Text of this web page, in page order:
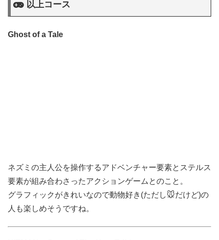
以上コース
Ghost of a Tale
ネズミの主人公を操作するアドベンチャー要素とステルス
要素が組み合わさったアクションゲームとのこと。
グラフィックがきれいなので動物好き(ただし🐭だけど)の
人も楽しめそうですね。